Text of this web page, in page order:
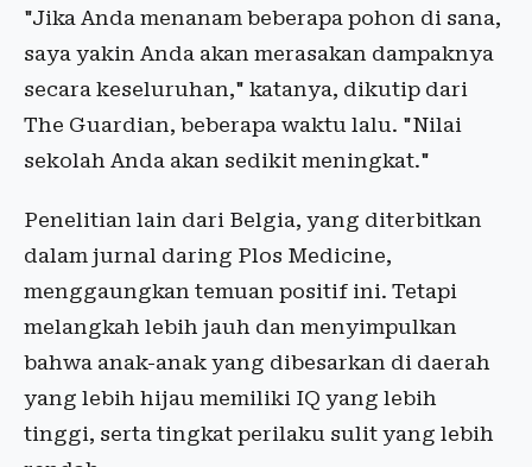
"Jika Anda menanam beberapa pohon di sana,
saya yakin Anda akan merasakan dampaknya
secara keseluruhan," katanya, dikutip dari
The Guardian, beberapa waktu lalu. "Nilai
sekolah Anda akan sedikit meningkat."
Penelitian lain dari Belgia, yang diterbitkan
dalam jurnal daring Plos Medicine,
menggaungkan temuan positif ini. Tetapi
melangkah lebih jauh dan menyimpulkan
bahwa anak-anak yang dibesarkan di daerah
yang lebih hijau memiliki IQ yang lebih
tinggi, serta tingkat perilaku sulit yang lebih